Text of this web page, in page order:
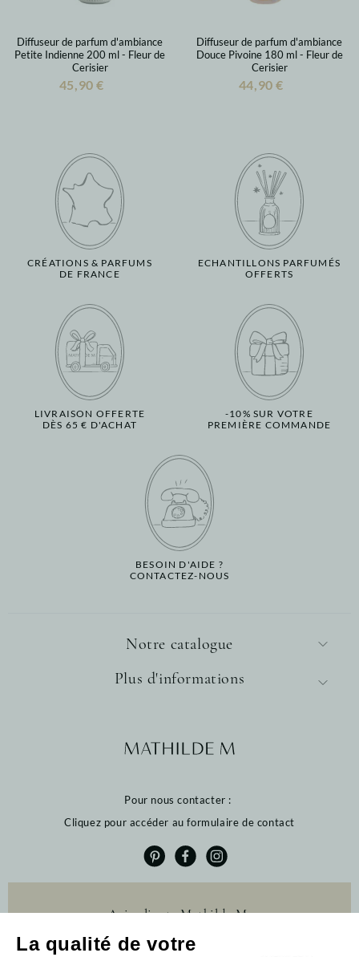
La qualité de votre
Diffuseur de parfum d'ambiance
Petite Indienne 200 ml - Fleur de
Cerisier
45,90 €
Diffuseur de parfum d'ambiance
Douce Pivoine 180 ml - Fleur de
Cerisier
44,90 €
CRÉATIONS & PARFUMS
DE FRANCE
ECHANTILLONS PARFUMÉS
OFFERTS
LIVRAISON OFFERTE
DÈS 65 € D'ACHAT
-10% SUR VOTRE
PREMIÈRE COMMANDE
BESOIN D'AIDE ?
CONTACTEZ-NOUS
Notre catalogue
Pour nous contacter :
Cliquez pour accéder au formulaire de contact
Plus d'informations
Avis clients Mathilde M.